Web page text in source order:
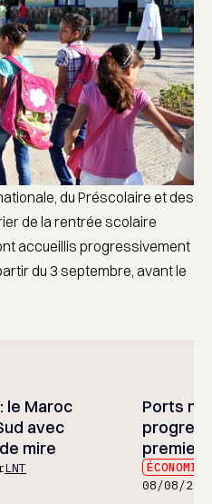
du Préscolaire et des
de la rentrée scolaire
accueillis progressivement
du 3 septembre, avant le
le Maroc
avec
mire
LNT
Ports
premier
08/08/